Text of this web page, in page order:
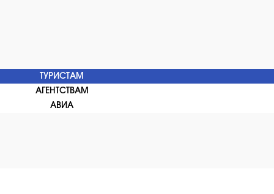
ТУРИСТАМ
АГЕНТСТВАМ
АВИА